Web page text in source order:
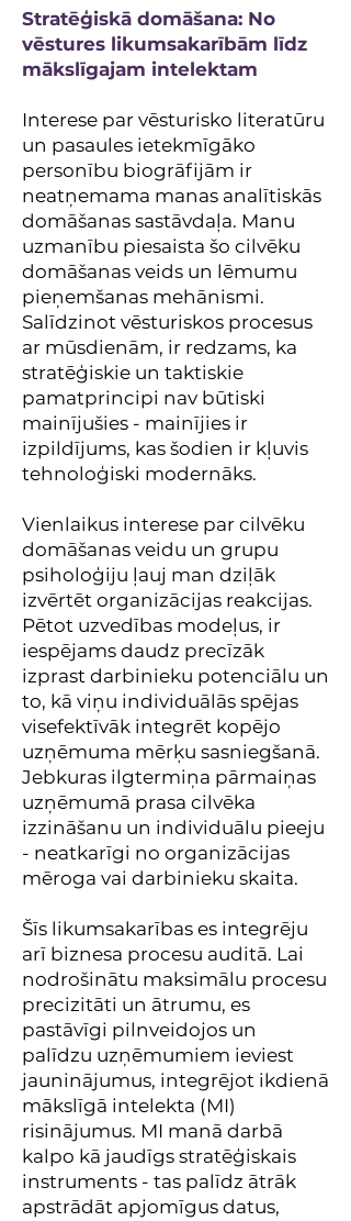
Stratēģiskā domāšana: No
vēstures likumsakarībām līdz
mākslīgajam intelektam
Interese par vēsturisko literatūru
un pasaules ietekmīgāko
personību biogrāfijām ir
neatņemama manas analītiskās
domāšanas sastāvdaļa. Manu
uzmanību piesaista šo cilvēku
domāšanas veids un lēmumu
pieņemšanas mehānismi.
Salīdzinot vēsturiskos procesus
ar mūsdienām, ir redzams, ka
stratēģiskie un taktiskie
pamatprincipi nav būtiski
mainījušies - mainījies ir
izpildījums, kas šodien ir kļuvis
tehnoloģiski modernāks.
Vienlaikus interese par cilvēku
domāšanas veidu un grupu
psiholoģiju ļauj man dziļāk
izvērtēt organizācijas reakcijas.
Pētot uzvedības modeļus, ir
iespējams daudz precīzāk
izprast darbinieku potenciālu un
to, kā viņu individuālās spējas
visefektīvāk integrēt kopējo
uzņēmuma mērķu sasniegšanā.
Jebkuras ilgtermiņa pārmaiņas
uzņēmumā prasa cilvēka
izzināšanu un individuālu pieeju
- neatkarīgi no organizācijas
mēroga vai darbinieku skaita.
Šīs likumsakarības es integrēju
arī biznesa procesu auditā. Lai
nodrošinātu maksimālu procesu
precizitāti un ātrumu, es
pastāvīgi pilnveidojos un
palīdzu uzņēmumiem ieviest
jauninājumus, integrējot ikdienā
mākslīgā intelekta (MI)
risinājumus. MI manā darbā
kalpo kā jaudīgs stratēģiskais
instruments - tas palīdz ātrāk
apstrādāt apjomīgus datus,